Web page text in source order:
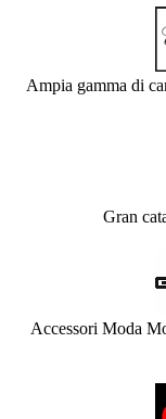
Ampia gamma di
Gran
Accessori Moda